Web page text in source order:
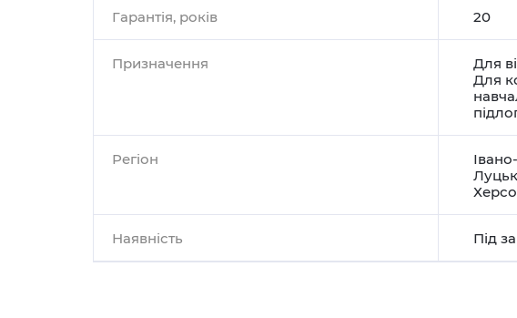
Гарантія, років 20
Призначення Для
Для
Регіон
Луцьк
Наявність Під